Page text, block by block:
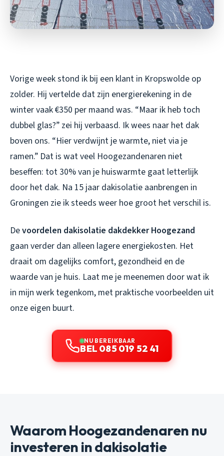
Vorige week stond ik bij een klant in Kropswolde op
zolder. Hij vertelde dat zijn energierekening in de
winter vaak €350 per maand was. “Maar ik heb toch
dubbel glas?” zei hij verbaasd. Ik wees naar het dak
boven ons. “Hier verdwijnt je warmte, niet via je
ramen.” Dat is wat veel Hoogezandenaren niet
beseffen: tot 30% van je huiswarmte gaat letterlijk
door het dak. Na 15 jaar dakisolatie aanbrengen in
Groningen zie ik steeds weer hoe groot het verschil is.
Devoordelen dakisolatie dakdekker Hoogezand
gaan verder dan alleen lagere energiekosten. Het
draait om dagelijks comfort, gezondheid en de
waarde van je huis. Laat me je meenemen door wat ik
in mijn werk tegenkom, met praktische voorbeelden uit
onze eigen buurt.
NU BEREIKBAAR
BEL 085 019 52 41
Waarom Hoogezandenaren nu
investeren in dakisolatie